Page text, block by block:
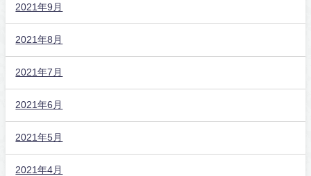
2021年9月
2021年8月
2021年7月
2021年6月
2021年5月
2021年4月